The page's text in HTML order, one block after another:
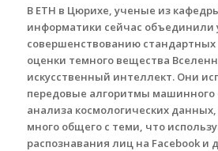
В ETH в Цюрихе, ученые из
информатики сейчас объединили
совершенствованию
оценки темного вещества
искусственный интеллект. Они
передовые алгоритмы машинного
анализа космологических
много общего с теми, что
распознавания лиц на Facebook и